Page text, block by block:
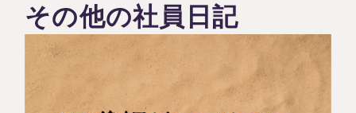
その他の社員日記